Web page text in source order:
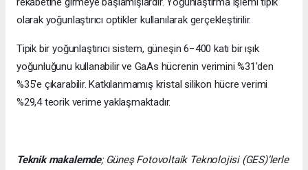
olarak yoğunlaştırıcı optikler kullanılarak gerçekleştirilir.
Tipik bir yoğunlaştırıcı sistem, güneşin 6−400 katı bir ışık
yoğunluğunu kullanabilir ve GaAs hücrenin verimini %31'den
%35'e çıkarabilir. Katkılanmamış kristal silikon hücre verimi
%29,4 teorik verime yaklaşmaktadır.
Teknik makalemde; Güneş Fotovoltaik Teknolojisi (GES)’lerle